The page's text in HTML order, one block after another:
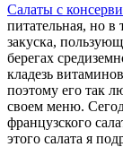
Салаты с
питательная, но в
закуска,
берегах
кладезь
поэтому его так
своем меню.
французского
этого салата я